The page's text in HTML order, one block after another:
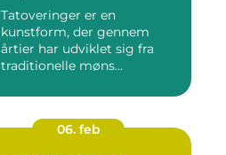
Tatoveringer er en
kunstform, der gennem
årtier har udviklet sig fra
traditionelle møns...
06. feb